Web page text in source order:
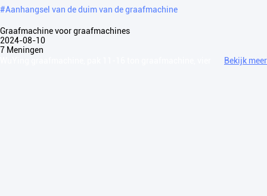
#Aanhangsel van de duim van de graafmachine
Graafmachine voor graafmachines
2024-08-10
7 Meningen
Bekijk meer